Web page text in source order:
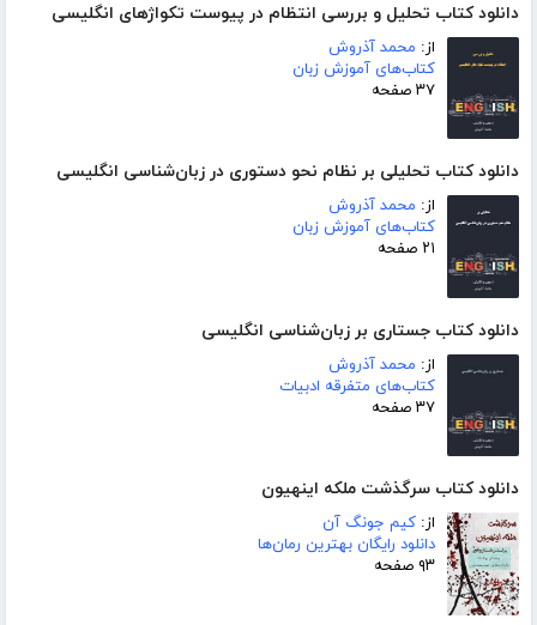
دانلود کتاب تحلیل و بررسی انتظام در پیوست تکواژهای انگلیسی
از: محمد آذروش
کتاب‌های آموزش زبان
۳۷ صفحه
دانلود کتاب تحلیلی بر نظام نحو دستوری در زبان‌شناسی انگلیسی
از: محمد آذروش
کتاب‌های آموزش زبان
۲۱ صفحه
دانلود کتاب جستاری بر زبان‌شناسی انگلیسی
از: محمد آذروش
کتاب‌های متفرقه ادبیات
۳۷ صفحه
دانلود کتاب سرگذشت ملکه اینهیون
از: کیم جونگ آن
دانلود رایگان بهترین رمان‌ها
۹۳ صفحه